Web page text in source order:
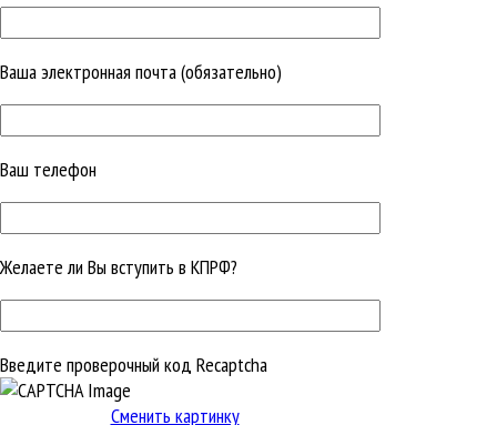
Ваша электронная почта (обязательно)
Ваш телефон
Желаете ли Вы вступить в КПРФ?
Введите проверочный код Recaptcha
Сменить картинку